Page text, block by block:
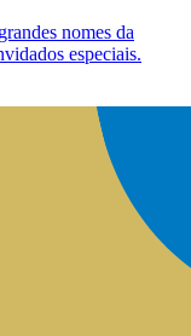
nomes da
especiais.